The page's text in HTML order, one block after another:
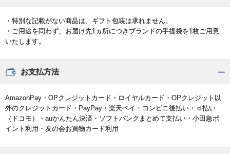
・特別な記載がない商品は、ギフト包装は承れません。
・ご用途を問わず、お届け先1ヵ所につきブランドの手提袋を1枚ご用意
いたします。
お支払方法
AmazonPay・OPクレジットカード・ロイヤルカード・OPクレジット以
外のクレジットカード・PayPay・楽天ペイ・コンビニ後払い・ｄ払い
（ドコモ）・auかんたん決済・ソフトバンクまとめて支払い・小田急ポ
イント利用・友の会お買物カード利用